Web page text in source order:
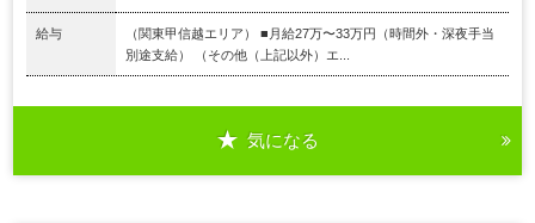
給与
（関東甲信越エリア） ■月給27万〜33万円（時間外・深夜手当
別途支給） （その他（上記以外）エ...
気になる